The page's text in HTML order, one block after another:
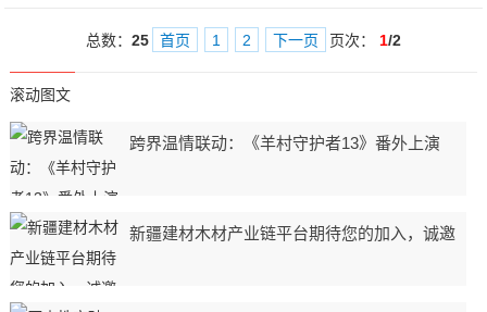
总数： 25 首页 1 2 下一页 页次： 1/2
滚动图文
跨界温情联动：《羊村守护者13》番外上演
新疆建材木材产业链平台期待您的加入，诚邀